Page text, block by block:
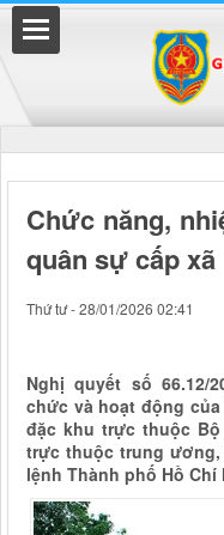
Chức năng,
quân sự cấp xã
Thứ tư - 28/01/2026 02:41
Nghị quyết số 66.12/
chức và hoạt động
đặc khu trực thuộc
trực thuộc trung
lệnh Thành phố Hồ Chí
Đã kết nối EMC